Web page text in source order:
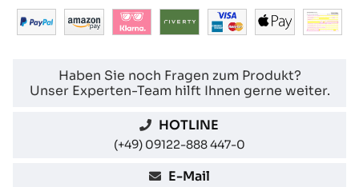
Haben Sie noch Fragen zum Produkt?
Unser Experten-Team hilft Ihnen gerne weiter.
HOTLINE
(+49) 09122-888 447-0
E-Mail